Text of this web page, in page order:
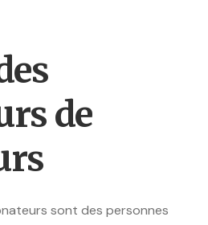
de
sont des personnes